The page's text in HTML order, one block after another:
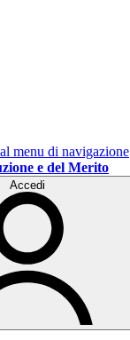
menu di navigazione
e del Merito
Accedi